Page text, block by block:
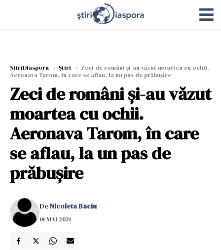
StiriDiaspora › Știri › Zeci de români și-au văzut moartea cu ochii.
Aeronava Tarom, în care se aflau, la un pas de prăbuşire
Zeci de români și-au văzut
moartea cu ochii.
Aeronava Tarom, în care
se aflau, la un pas de
prăbuşire
DeNicoleta Baciu
01 MAI 2021